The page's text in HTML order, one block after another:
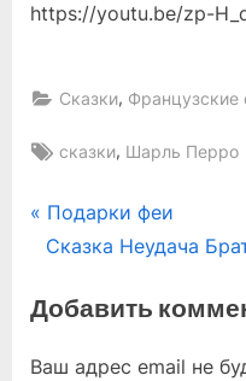
https://youtu.be/zp-
Сказки, Французские
Tags:
сказки, Шарль Перро
Навигация
записям
P
r
v
Подарки феи
N
x
Сказка Неудача
Добавить
Ваш адрес email не